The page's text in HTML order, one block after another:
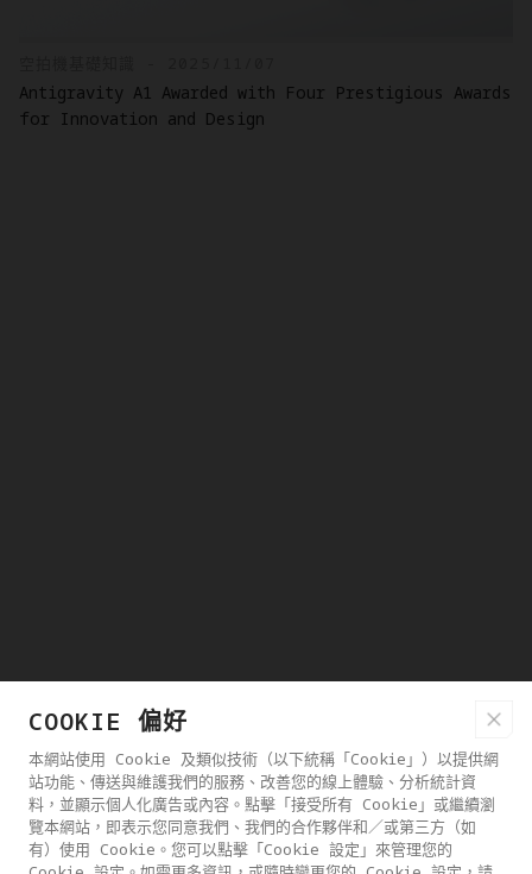
Antigravity A1 Awarded with Four Prestigious Awards
for Innovation and Design
COOKIE 偏好
本網站使用 Cookie 及類似技術（以下統稱「Cookie」）以提供網
站功能、傳送與維護我們的服務、改善您的線上體驗、分析統計資
料，並顯示個人化廣告或內容。點擊「接受所有 Cookie」或繼續瀏
覽本網站，即表示您同意我們、我們的合作夥伴和／或第三方（如
有）使用 Cookie。您可以點擊「Cookie 設定」來管理您的